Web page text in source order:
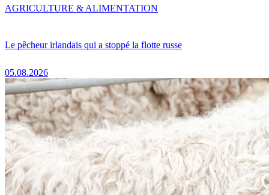
Le pêcheur irlandais qui a stoppé la flotte russe
05.08.2026
AGRICULTURE & ALIMENTATION